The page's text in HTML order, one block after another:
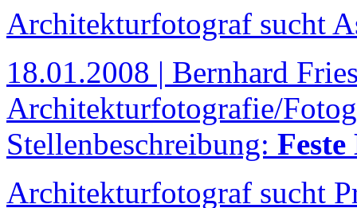
Architekturfotograf sucht
18.01.2008 | Bernhard
Architekturfotografie/
Stellenbeschreibung:
Architekturfotograf sucht